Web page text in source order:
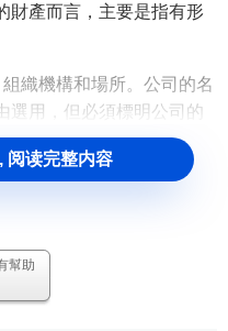
財產而言，主要是指有形
織機構和場所。公司的名
選用，但必須標明公司的
司。規範的內部治理結構
織的重要標誌之一。公司
法律關係的中心地域，凡
、書狀之送達均以此為標
读完整内容
幫助